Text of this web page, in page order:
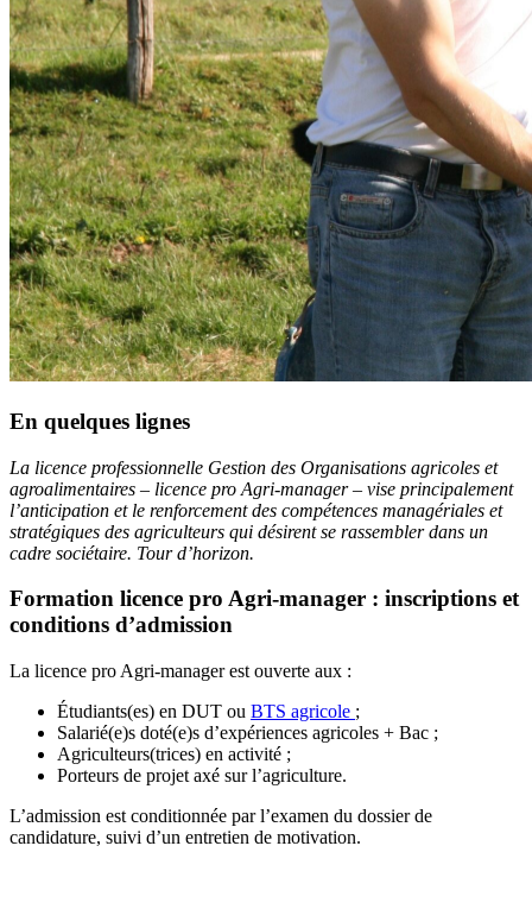
En quelques lignes
La licence professionnelle Gestion des Organisations agricoles et
agroalimentaires – licence pro Agri-manager – vise principalement
l’anticipation et le renforcement des compétences managériales et
stratégiques des agriculteurs qui désirent se rassembler dans un
cadre sociétaire. Tour d’horizon.
Formation licence pro Agri-manager : inscriptions et
conditions d’admission
La licence pro Agri-manager est ouverte aux :
Étudiants(es) en DUT ou BTS agricole ;
Salarié(e)s doté(e)s d’expériences agricoles + Bac ;
Agriculteurs(trices) en activité ;
Porteurs de projet axé sur l’agriculture.
L’admission est conditionnée par l’examen du dossier de
candidature, suivi d’un entretien de motivation.